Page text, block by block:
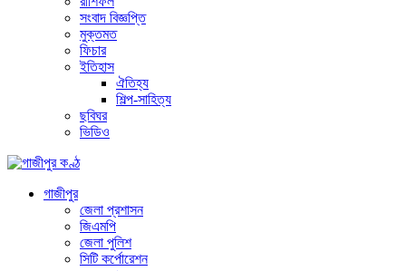
সংবাদ বিজ্ঞপ্তি
মুক্তমত
ফিচার
ইতিহাস
ঐতিহ্য
শিল্প-সাহিত্য
ছবিঘর
ভিডিও
গাজীপুর
জেলা প্রশাসন
জিএমপি
জেলা পুলিশ
সিটি কর্পোরেশন